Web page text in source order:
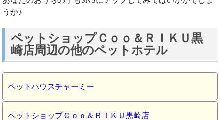
うか♪
ペットショップＣｏｏ＆ＲＩＫＵ黒
崎店周辺の他のペットホテル
ペットハウスチャーミー
ペットショップＣｏｏ＆ＲＩＫＵ黒崎店